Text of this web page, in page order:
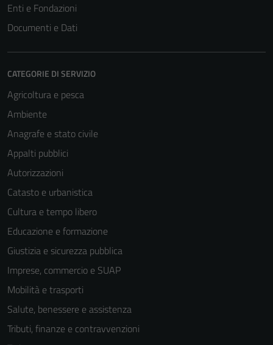
Enti e Fondazioni
Documenti e Dati
CATEGORIE DI SERVIZIO
Agricoltura e pesca
Ambiente
Anagrafe e stato civile
Appalti pubblici
Autorizzazioni
Catasto e urbanistica
Cultura e tempo libero
Educazione e formazione
Giustizia e sicurezza pubblica
Imprese, commercio e SUAP
Mobilità e trasporti
Salute, benessere e assistenza
Tributi, finanze e contravvenzioni